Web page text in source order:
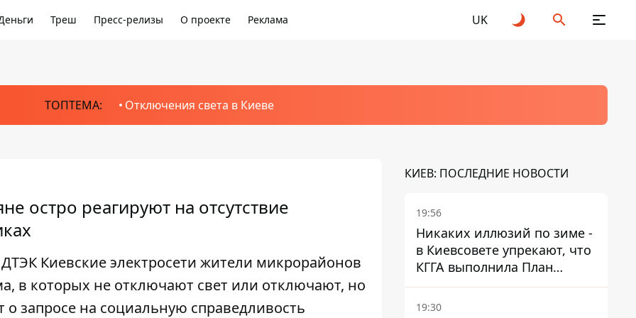
Треш Пресс-релизы О проекте Реклама UK
ТОПТЕМА: Отключения света в Киеве
остро реагируют на отсутствие
Киевские электросети жители микрорайонов
в которых не отключают свет или отключают, но
запросе на социальную справедливость
КИЕВ: ПОСЛЕДНИЕ НОВОСТИ
19:56
Никаких иллюзий по зиме -
в Киевсовете упрекают, что
КГГА выполнила План
устойчивости на 20%
19:30